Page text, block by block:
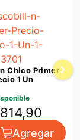
Chico Primer
1 Un
Agregar